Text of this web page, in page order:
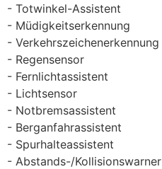
Totwinkel-Assistent
Müdigkeitserkennung
Verkehrszeichenerkennung
Regensensor
Fernlichtassistent
Lichtsensor
Notbremsassistent
Berganfahrassistent
Spurhalteassistent
Abstands-/Kollisionswarner